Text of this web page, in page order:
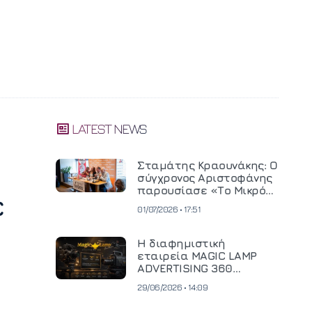
LATEST NEWS
Σταμάτης Κραουνάκης: Ο
σύγχρονος Αριστοφάνης
παρουσίασε «Το Μικρό
01/07/2026 • 17:51
Η διαφημιστική
εταιρεία MAGIC LAMP
ADVERTISING 360
κινηματογραφική
29/06/2026 • 14:09